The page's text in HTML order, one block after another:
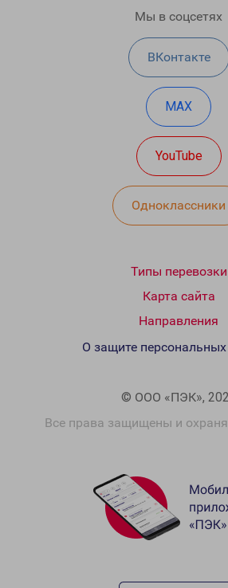
Мы в соцсетях
ВКонтакте
MAX
YouTube
Одноклассники
Типы перевозки
Карта сайта
Направления
© ООО «ПЭК»,
Все права защищены и
О защите